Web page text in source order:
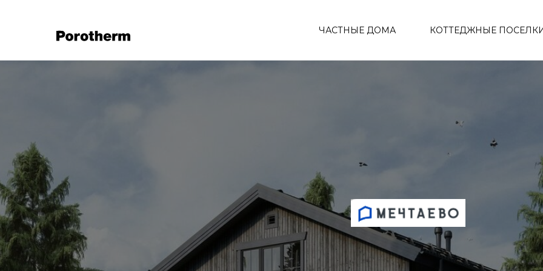
ЧАСТНЫЕ ДОМА КОТТЕДЖНЫЕ